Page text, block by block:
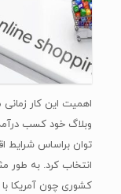
اهمیت این کار
وبلاگ خود کسب
توان براساس شرایط
انتخاب کرد. به طور
کشوری چون آمریکا